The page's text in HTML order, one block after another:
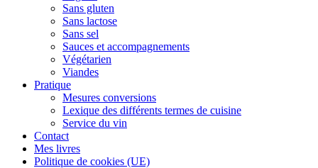
Sans gluten
Sans lactose
Sans sel
Sauces et accompagnements
Végétarien
Viandes
Pratique
Mesures conversions
Lexique des différents termes de cuisine
Service du vin
Contact
Mes livres
Politique de cookies (UE)